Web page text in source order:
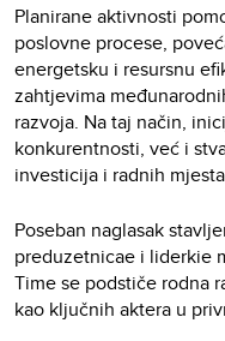
Planirane aktivnosti
poslovne procese,
energetsku i resursnu
zahtjevima
razvoja. Na taj način,
konkurentnosti, već i
investicija i radnih
Poseban naglasak
preduzetnicae i liderkie
Time se podstiče rodna
kao ključnih aktera u